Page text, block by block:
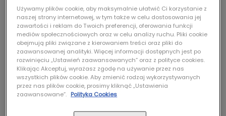
30 soczewek
154,00 zł 108,89 zł
WYBIERZ
30 soczewek
206,00 zł139,99 zł
Używamy plików cookie, aby maksymalnie ułatwić Ci korzystanie z
naszej strony internetowej, w tym także w celu dostosowania jej
zawartości i reklam do Twoich preferencji, oferowania funkcji
mediów społecznościowych oraz w celu analizy ruchu. Pliki cookie
obejmują pliki związane z kierowaniem treści oraz pliki do
zaawansowanej analityki. Więcej informacji dostępnych jest po
rozwinięciu „Ustawień zaawansowanych” oraz z polityce cookies.
Klikając Akceptuj, wyrażasz zgodę na używanie przez nas
wszystkich plików cookie. Aby zmienić rodzaj wykorzystywanych
przez nas plików cookie, prosimy kliknąć „Ustawienia
zaawansowane”. Polityka Cookies